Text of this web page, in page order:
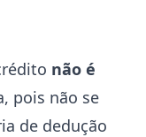
não é
pois não se
de dedução